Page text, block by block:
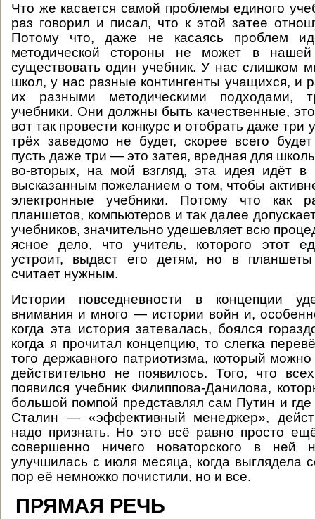
Что же касается самой проблемы единого
раз говорил и писал, что к этой затее
Потому что, даже не касаясь проблем
методической стороны не может в
существовать один учебник. У нас слишком
школ, у нас разные контингенты учащихся, и
их разными методическими подходами,
учебники. Они должны быть качественные,
вот так провести конкурс и отобрать даже три
трёх заведомо не будет, скорее всего
пусть даже три — это затея, вредная для
во-вторых, на мой взгляд, эта идея идёт в
высказанным пожеланием о том, чтобы
электронные учебники. Потому что как
планшетов, компьютеров и так далее
учебников, значительно удешевляет всю
ясное дело, что учитель, которого этот
устроит, выдаст его детям, но в планшеты
считает нужным.
Истории повседневности в концепции
внимания и много — истории войн и,
когда эта история затевалась, боялся
когда я прочитал концепцию, то слегка
того державного патриотизма, который
действительно не появилось. Того, что
появился учебник Филиппова-Данилова,
большой помпой представлял сам Путин и где
Сталин — «эффективный менеджер»,
надо признать. Но это всё равно просто
совершенно ничего новаторского в ней
улучшилась с июля месяца, когда выглядела
пор её немножко почистили, но и все.
ПРЯМАЯ РЕЧЬ